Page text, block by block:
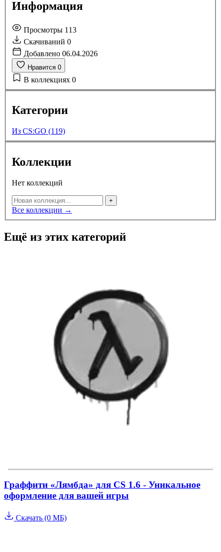
Информация
Просмотры 113
Скачиваний 0
Добавлено 06.04.2026
Нравится 0
В коллекциях 0
Категории
Из CS:GO (119)
Коллекции
Нет коллекций
+
Все коллекции →
Ещё из этих категорий
Граффити «Лямбда» для CS 1.6 - Уникальное
оформление для вашей игры
Скачать (0 МБ)